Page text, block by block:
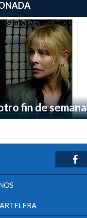
fin de semana